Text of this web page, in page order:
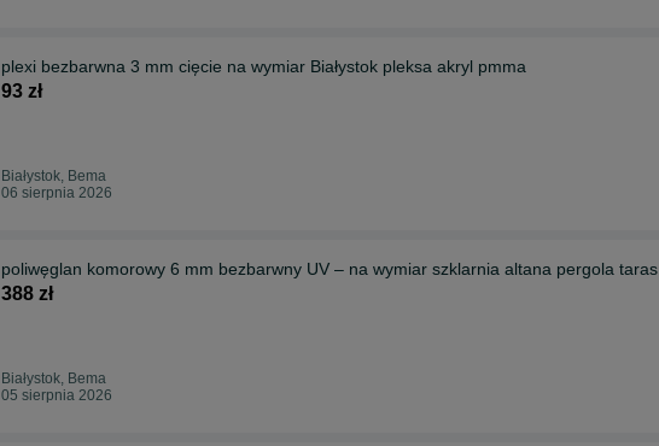
plexi bezbarwna 3 mm cięcie na wymiar Białystok pleksa akryl pmma
93 zł
Białystok, Bema
06 sierpnia 2026
poliwęglan komorowy 6 mm bezbarwny UV – na wymiar szklarnia altana pergola taras
388 zł
Białystok, Bema
05 sierpnia 2026